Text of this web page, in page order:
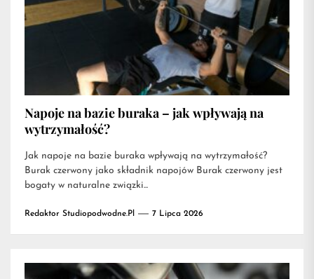
Napoje na bazie buraka – jak wpływają na
wytrzymałość?
Jak napoje na bazie buraka wpływają na wytrzymałość?
Burak czerwony jako składnik napojów Burak czerwony jest
bogaty w naturalne związki...
Redaktor Studiopodwodne.pl 7 Lipca 2026